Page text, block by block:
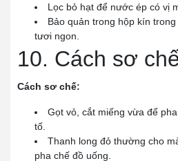
Lọc bỏ hạt để nước ép có vị
Bảo quản trong hộp kín
tươi ngon.
10. Cách sơ
Cách sơ chế:
Gọt vỏ, cắt miếng vừa để
tố.
Thanh long đỏ thường cho
pha chế đồ uống.